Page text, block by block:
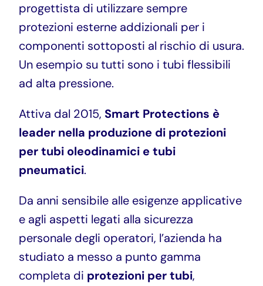
progettista di utilizzare sempre
protezioni esterne addizionali per i
componenti sottoposti al rischio di usura.
Un esempio su tutti sono i tubi flessibili
ad alta pressione.
Attiva dal 2015, Smart Protections è
leader nella produzione di protezioni
per tubi oleodinamici e tubi
pneumatici.
Da anni sensibile alle esigenze applicative
e agli aspetti legati alla sicurezza
personale degli operatori, l’azienda ha
studiato a messo a punto gamma
completa di protezioni per tubi,